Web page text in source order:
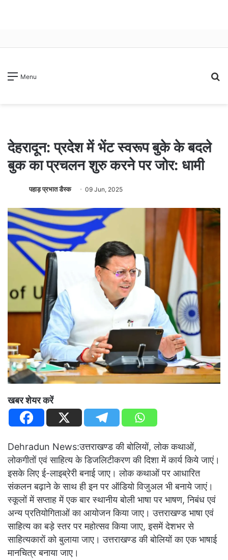
Menu
देहरादून: प्रदेश में भेंट स्वरूप बुके के बदले
बुक का प्रचलन शुरु करने पर जोर: धामी
पहाड़ प्रभात डैस्क 09 Jun, 2025
खबर शेयर करें
Dehradun News:उत्तराखण्ड की बोलियों, लोक कथाओं,
लोकगीतों एवं साहित्य के डिजलिटीकरण की दिशा में कार्य किये जाएं।
इसके लिए ई-लाइब्रेरी बनाई जाए। लोक कथाओं पर आधारित
संकलन बढ़ाने के साथ ही इन पर ऑडियो विजुअल भी बनाये जाएं।
स्कूलों में सप्ताह में एक बार स्थानीय बोली भाषा पर भाषण, निबंध एवं
अन्य प्रतियोगिताओं का आयोजन किया जाए। उत्तराखण्ड भाषा एवं
साहित्य का बड़े स्तर पर महोत्सव किया जाए, इसमें देशभर से
साहित्यकारों को बुलाया जाए। उत्तराखण्ड की बोलियों का एक भाषाई
मानचित्र बनाया जाए।